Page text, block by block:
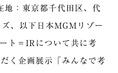
地：東京都千代田区、代
、以下日本MGMリゾー
ト＝IRについて共に考
く企画展示「みんなで考